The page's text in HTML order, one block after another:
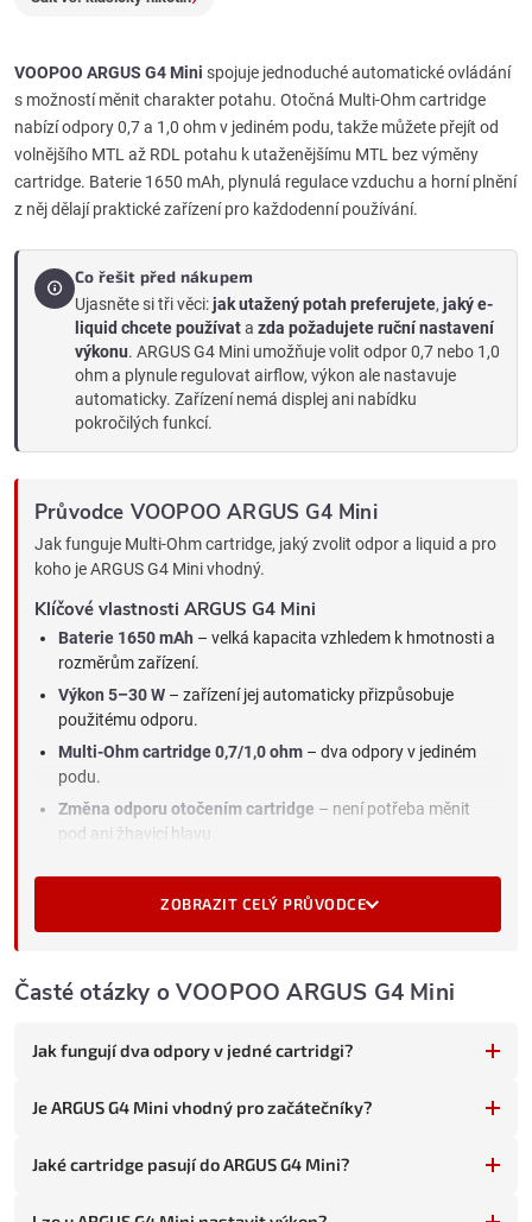
VOOPOO ARGUS G4 Mini spojuje jednoduché automatické ovládání
s možností měnit charakter potahu. Otočná Multi-Ohm cartridge
nabízí odpory 0,7 a 1,0 ohm v jediném podu, takže můžete přejít od
volnějšího MTL až RDL potahu k utaženějšímu MTL bez výměny
cartridge. Baterie 1650 mAh, plynulá regulace vzduchu a horní plnění
z něj dělají praktické zařízení pro každodenní používání.
Co řešit před nákupem
Ujasněte si tři věci:jak utažený potah preferujete, jaký e-
liquid chcete používata zda požadujete ruční nastavení
výkonu. ARGUS G4 Mini umožňuje volit odpor 0,7 nebo 1,0
ohm a plynule regulovat airflow, výkon ale nastavuje
automaticky. Zařízení nemá displej ani nabídku
pokročilých funkcí.
Průvodce VOOPOO ARGUS G4 Mini
Jak funguje Multi-Ohm cartridge, jaký zvolit odpor a liquid a pro
koho je ARGUS G4 Mini vhodný.
Klíčové vlastnosti ARGUS G4 Mini
Baterie 1650 mAh – velká kapacita vzhledem k hmotnosti a
rozměrům zařízení.
Výkon 5–30 W – zařízení jej automaticky přizpůsobuje
použitému odporu.
Multi-Ohm cartridge 0,7/1,0 ohm – dva odpory v jediném
podu.
Změna odporu otočením cartridge – není potřeba měnit
pod ani žhavicí hlavu.
Energy Bar
– čtyřdílná LED indikace zbývající kapacity
baterie.
zařízení.
ZOBRAZIT CELÝ PRŮVODCE
Časté otázky o VOOPOO ARGUS G4 Mini
Jak fungují dva odpory v jedné cartridgi?
Je ARGUS G4 Mini vhodný pro začátečníky?
Jaké cartridge pasují do ARGUS G4 Mini?